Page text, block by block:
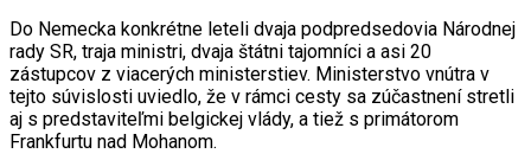
Do Nemecka konkrétne leteli dvaja podpredsedovia Národnej
rady SR, traja ministri, dvaja štátni tajomníci a asi 20
zástupcov z viacerých ministerstiev. Ministerstvo vnútra v
tejto súvislosti uviedlo, že v rámci cesty sa zúčastnení stretli
aj s predstaviteľmi belgickej vlády, a tiež s primátorom
Frankfurtu nad Mohanom.